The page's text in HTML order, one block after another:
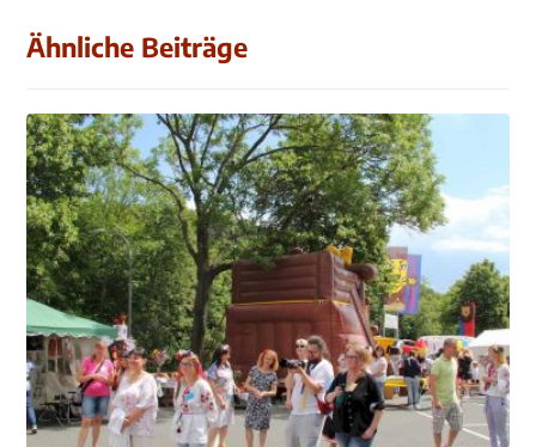
Ähnliche Beiträge